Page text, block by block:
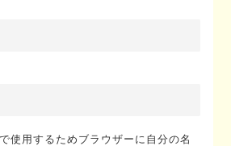
使用するためブラウザーに自分の名